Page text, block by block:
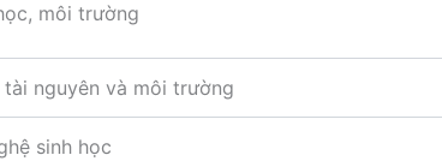
môi trường
tài nguyên và môi trường
sinh học